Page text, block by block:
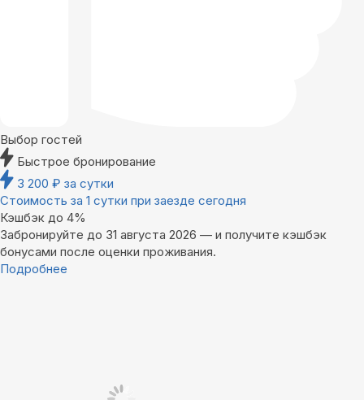
Выбор гостей
Быстрое бронирование
3 200 ₽ за сутки
Стоимость за 1 сутки при заезде сегодня
Кэшбэк до 4%
Забронируйте до 31 августа 2026 — и получите кэшбэк
бонусами после оценки проживания.
Подробнее